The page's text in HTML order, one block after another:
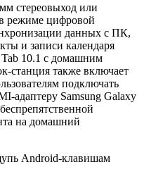
стереовыход или
режиме цифровой
данных с ПК,
и записи календаря
Tab 10.1 с домашним
станция также включает
подключать
адаптеру Samsung Galaxy
на домашний
Android-клавишам